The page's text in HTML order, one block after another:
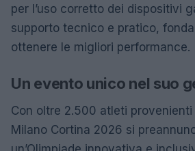
per l’uso corretto dei dispositivi
supporto tecnico e pratico,
ottenere le migliori performance.
Un evento unico nel suo
Con oltre 2.500 atleti
Milano Cortina 2026 si